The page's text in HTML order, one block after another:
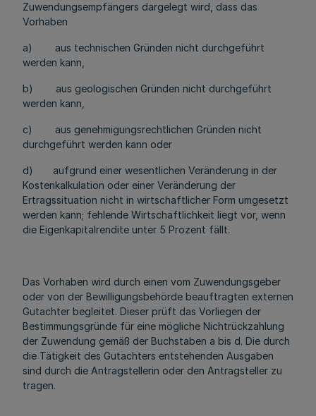
Zuwendungsempfängers dargelegt wird, dass das
Vorhaben
a) aus technischen Gründen nicht durchgeführt
werden kann,
b) aus geologischen Gründen nicht durchgeführt
werden kann,
c) aus genehmigungsrechtlichen Gründen nicht
durchgeführt werden kann oder
d) aufgrund einer wesentlichen Veränderung in der
Kostenkalkulation oder einer Veränderung der
Ertragssituation nicht in wirtschaftlicher Form umgesetzt
werden kann; fehlende Wirtschaftlichkeit liegt vor, wenn
die Eigenkapitalrendite unter 5 Prozent fällt.
Das Vorhaben wird durch einen vom Zuwendungsgeber
oder von der Bewilligungsbehörde beauftragten externen
Gutachter begleitet. Dieser prüft das Vorliegen der
Bestimmungsgründe für eine mögliche Nichtrückzahlung
der Zuwendung gemäß der Buchstaben a bis d. Die durch
die Tätigkeit des Gutachters entstehenden Ausgaben
sind durch die Antragstellerin oder den Antragsteller zu
tragen.